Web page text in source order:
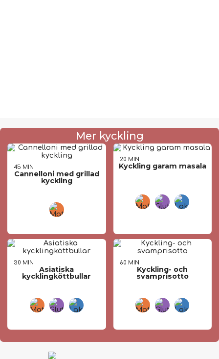
Mer kyckling
45 MIN
Cannelloni med grillad
kyckling
20 MIN
Kyckling garam masala
30 MIN
Asiatiska
kycklingköttbullar
60 MIN
Kyckling- och
svamprisotto